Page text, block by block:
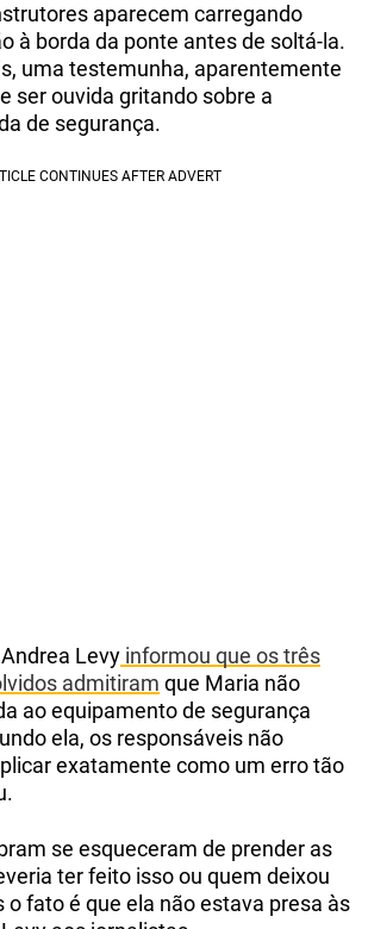
aparecem carregando
à borda da ponte antes de soltá-la.
uma testemunha, aparentemente
ser ouvida gritando sobre a
de segurança.
Levy informou que os três
admitiram que Maria não
ao equipamento de segurança
ela, os responsáveis não
exatamente como um erro tão
se esqueceram de prender as
ter feito isso ou quem deixou
o fato é que ela não estava presa às